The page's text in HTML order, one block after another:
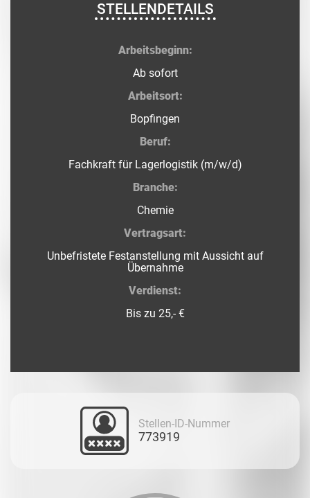
STELLENDETAILS
Arbeitsbeginn:
Ab sofort
Arbeitsort:
Bopfingen
Beruf:
Fachkraft für Lagerlogistik (m/w/d)
Branche:
Chemie
Vertragsart:
Unbefristete Festanstellung mit Aussicht auf
Übernahme
Verdienst:
Bis zu 25,- €
Stellen-ID-Nummer
773919